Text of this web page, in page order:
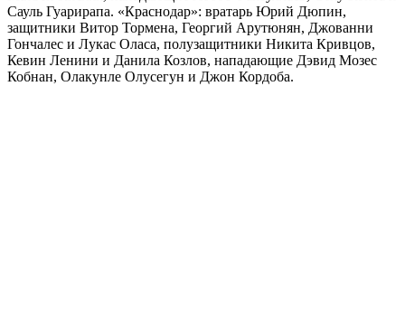
Сауль Гуарирапа. «Краснодар»: вратарь Юрий Дюпин,
защитники Витор Тормена, Георгий Арутюнян, Джованни
Гончалес и Лукас Оласа, полузащитники Никита Кривцов,
Кевин Ленини и Данила Козлов, нападающие Дэвид Мозес
Кобнан, Олакунле Олусегун и Джон Кордоба.